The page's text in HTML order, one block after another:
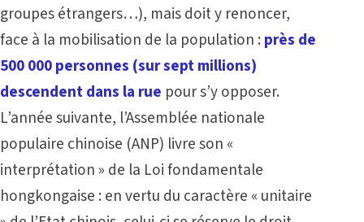
groupes étrangers…), mais doit y renoncer,
face à la mobilisation de la population : près de
500 000 personnes (sur sept millions)
descendent dans la rue pour s’y opposer.
L’année suivante, l’Assemblée nationale
populaire chinoise (ANP) livre son «
interprétation » de la Loi fondamentale
hongkongaise : en vertu du caractère « unitaire